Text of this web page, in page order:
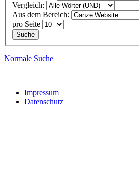
Vergleich:
Aus dem Bereich:
pro Seite
Normale Suche
Impressum
Datenschutz